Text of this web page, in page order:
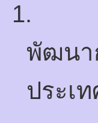
1.
พัฒนา
ประเ